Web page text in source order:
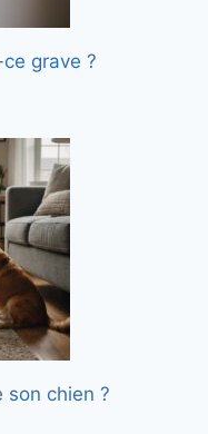
grave ?
son chien ?